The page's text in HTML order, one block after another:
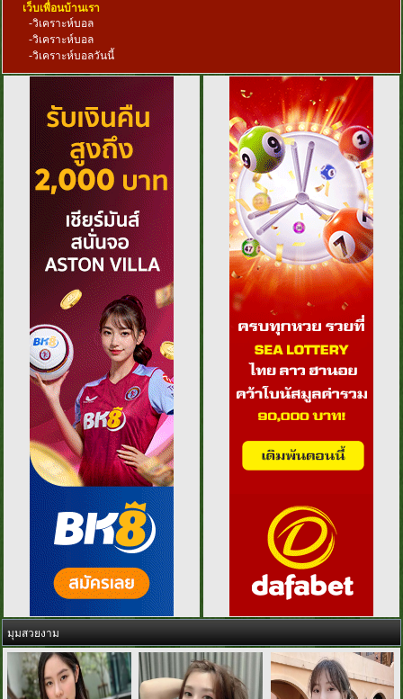
เว็บเพื่อนบ้านเรา
-วิเคราะห์บอล
-วิเคราะห์บอล
-วิเคราะห์บอลวันนี้
มุมสวยงาม